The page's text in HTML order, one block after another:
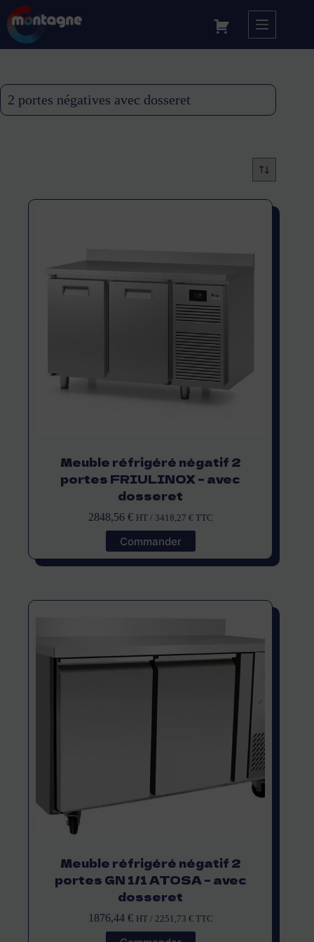
2 portes négatives avec dosseret
Meuble réfrigéré négatif 2
portes FRIULINOX – avec
dosseret
2848,56 € HT / 3418,27 € TTC
Commander
Meuble réfrigéré négatif 2
portes GN 1/1 ATOSA – avec
dosseret
1876,44 € HT / 2251,73 € TTC